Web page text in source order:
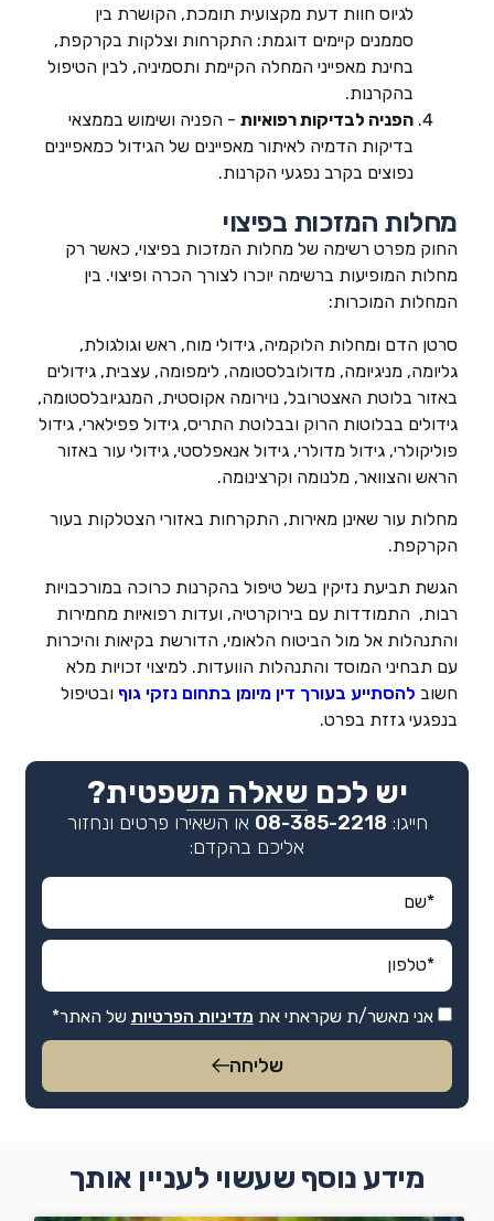
לגיוס חוות דעת מקצועית תומכת, הקושרת בין
סממנים קיימים דוגמת: התקרחות וצלקות בקרקפת,
בחינת מאפייני המחלה הקיימת ותסמיניה, לבין הטיפול
בהקרנות.
הפניה לבדיקות רפואיות - הפניה ושימוש בממצאי
בדיקות הדמיה לאיתור מאפיינים של הגידול כמאפיינים
נפוצים בקרב נפגעי הקרנות.
מחלות המזכות בפיצוי
החוק מפרט רשימה של מחלות המזכות בפיצוי, כאשר רק
מחלות המופיעות ברשימה יוכרו לצורך הכרה ופיצוי. בין
המחלות המוכרות:
סרטן הדם ומחלות הלוקמיה, גידולי מוח, ראש וגולגולת,
גליומה, מניגיומה, מדולובלסטומה, לימפומה, עצבית, גידולים
באזור בלוטת האצטרובל, נוירומה אקוסטית, המנגיובלסטומה,
גידולים בבלוטות הרוק ובבלוטת התריס, גידול פפילארי, גידול
פוליקולרי, גידול מדולרי, גידול אנאפלסטי, גידולי עור באזור
הראש והצוואר, מלנומה וקרצינומה.
מחלות עור שאינן מאירות, התקרחות באזורי הצטלקות בעור
הקרקפת.
הגשת תביעת נזיקין בשל טיפול בהקרנות כרוכה במורכבויות
רבות, התמודדות עם בירוקרטיה, ועדות רפואיות מחמירות
והתנהלות אל מול הביטוח הלאומי, הדורשת בקיאות והיכרות
עם תבחיני המוסד והתנהלות הוועדות. למיצוי זכויות מלא
חשוב להסתייע בעורך דין מיומן בתחום נזקי גוף ובטיפול
בנפגעי גזזת בפרט.
יש לכם שאלה משפטית?
חייגו: 08-385-2218 או השאירו פרטים ונחזור
אליכם בהקדם:
אני מאשר/ת שקראתי את מדיניות הפרטיות של האתר*
שליחה
מידע נוסף שעשוי לעניין אותך